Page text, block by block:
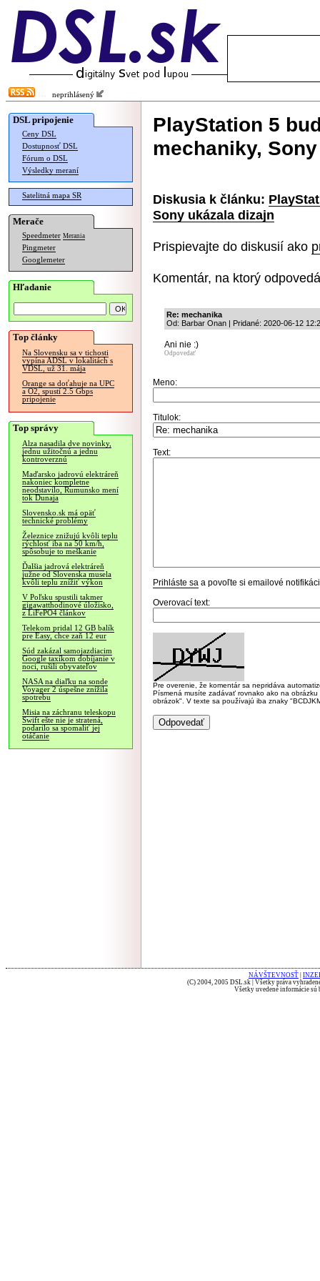
neprihlásený
DSL pripojenie
Ceny DSL
Dostupnosť DSL
Fórum o DSL
Výsledky meraní
Satelitná mapa SR
Merače
Speedmeter Merania
Pingmeter
Googlemeter
Hľadanie
Top články
Na Slovensku sa v tichosti
vypína ADSL v lokalitách s
VDSL, už 31. mája
Orange sa doťahuje na UPC
a O2, spustí 2.5 Gbps
pripojenie
Top správy
Alza nasadila dve novinky,
jednu užitočnú a jednu
kontroverznú
Maďarsko jadrovú elektráreň
nakoniec kompletne
neodstavilo, Rumunsko mení
tok Dunaja
Slovensko.sk má opäť
technické problémy
Železnice znižujú kvôli teplu
rýchlosť iba na 50 km/h,
spôsobuje to meškanie
Ďalšia jadrová elektráreň
južne od Slovenska musela
kvôli teplu znížiť výkon
V Poľsku spustili takmer
gigawatthodinové úložisko,
z LiFePO4 článkov
Telekom pridal 12 GB balík
pre Easy, chce zaň 12 eur
Súd zakázal samojazdiacim
Google taxíkom dobíjanie v
noci, rušili obyvateľov
NASA na diaľku na sonde
Voyager 2 úspešne znížila
spotrebu
Misia na záchranu teleskopu
Swift ešte nie je stratená,
podarilo sa spomaliť jej
otáčanie
PlayStation 5
mechaniky,
Diskusia k článku:
Sony ukázala dizajn
Prispievajte do diskusií ako
Komentár, na ktorý
Re: mechanika
Od: Barbar Onan | Pridané: 2020-06-12
Ani nie :)
Odpovedať
Meno:
Titulok:
Text:
Prihláste sa a povoľte si emailové
Overovací text:
Pre overenie, že komentár sa nepridáva
Písmená musíte zadávať rovnako ako na
obrázok". V texte sa používajú iba znaky
NÁVŠTEVNOSŤ
(C) 2004, 2005 DSL.sk | Všetky práva
Všetky uvedené informácie sú